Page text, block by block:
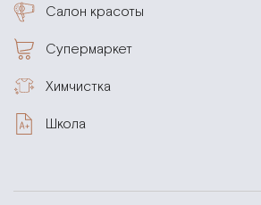
Салон красоты
Супермаркет
Химчистка
Школа